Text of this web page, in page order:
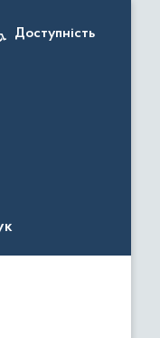
Доступність